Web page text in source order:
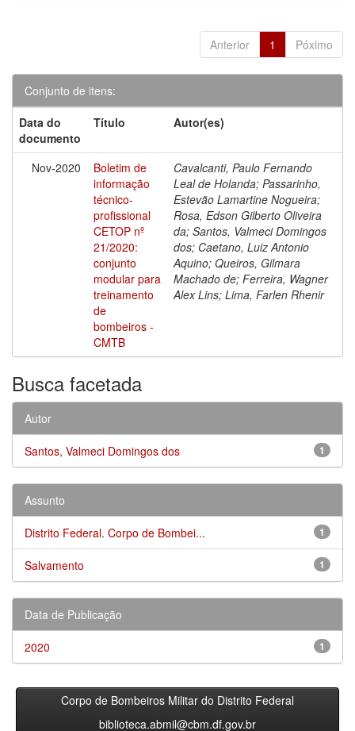
Anterior 1 Póximo
Conjunto de itens:
Data do
documento
Título Autor(es)
Nov-2020
Boletim de
informação
técnico-
profissional
CETOP nº
21/2020:
conjunto
modular para
treinamento
de
bombeiros -
CMTB
Cavalcanti, Paulo Fernando
Leal de Holanda; Passarinho,
Estevão Lamartine Nogueira;
Rosa, Edson Gilberto Oliveira
da; Santos, Valmeci Domingos
dos; Caetano, Luiz Antonio
Aquino; Queiros, Gilmara
Machado de; Ferreira, Wagner
Alex Lins; Lima, Farlen Rhenir
Busca facetada
Autor
1
Santos, Valmeci Domingos dos
Assunto
1
Distrito Federal. Corpo de Bombei...
1
Salvamento
Data de Publicação
1
2020
Corpo de Bombeiros Militar do Distrito Federal
biblioteca.abmil@cbm.df.gov.br